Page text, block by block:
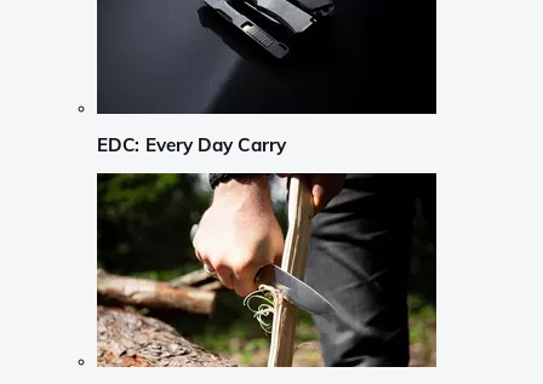
EDC: Every Day Carry